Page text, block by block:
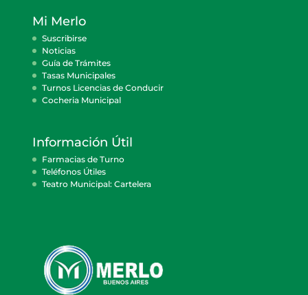
Mi Merlo
Suscribirse
Noticias
Guía de Trámites
Tasas Municipales
Turnos Licencias de Conducir
Cocheria Municipal
Información Útil
Farmacias de Turno
Teléfonos Útiles
Teatro Municipal: Cartelera